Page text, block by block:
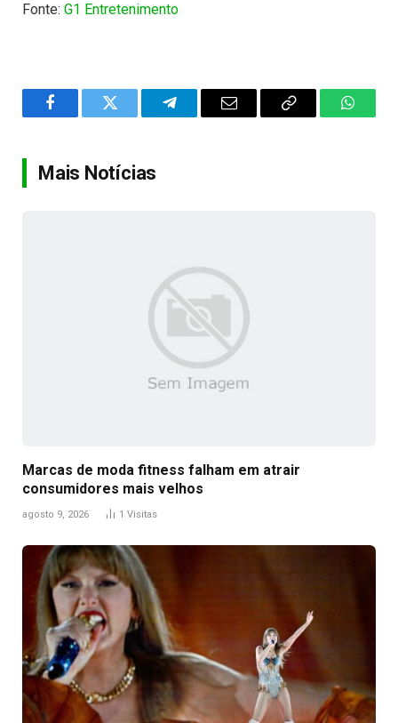
Fonte: G1 Entretenimento
FacebookTwitter TelegramEmail
Copy
Mais Notícias
Marcas de moda fitness falham em atrair
consumidores mais velhos
agosto 9, 2026 1 Visitas